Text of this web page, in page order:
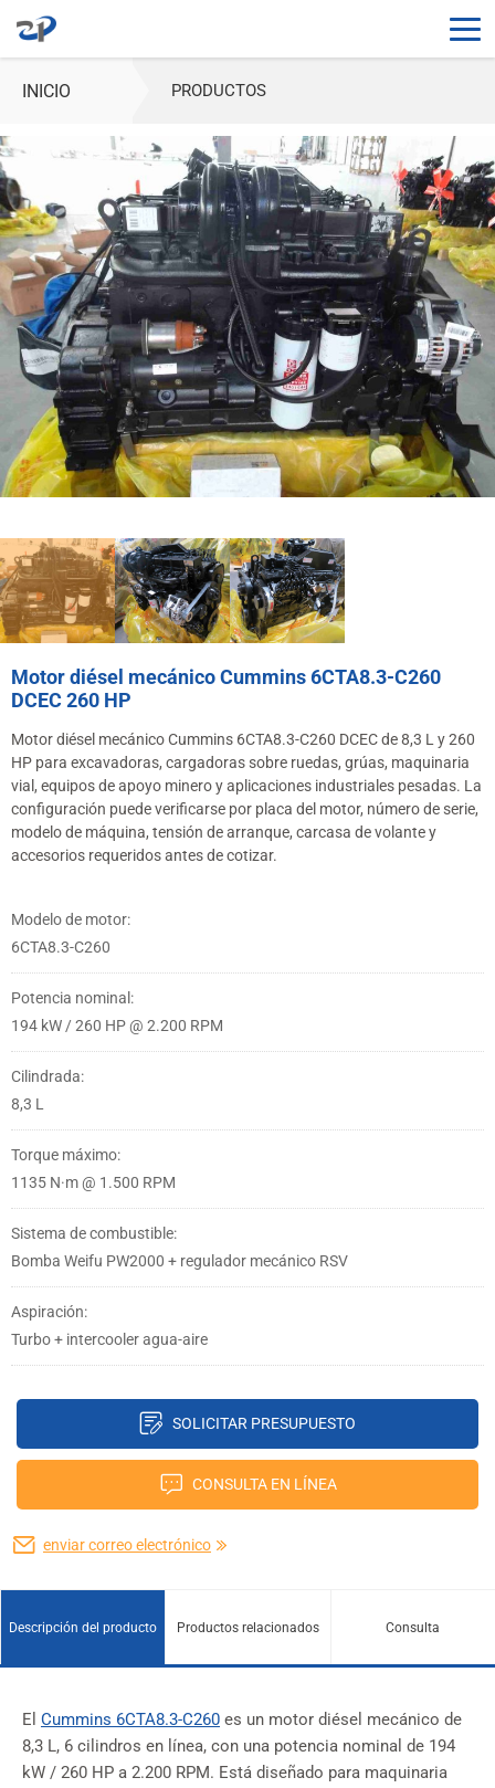
INICIO PRODUCTOS
Motor diésel mecánico Cummins 6CTA8.3-C260
DCEC 260 HP
Motor diésel mecánico Cummins 6CTA8.3-C260 DCEC de 8,3 L y 260
HP para excavadoras, cargadoras sobre ruedas, grúas, maquinaria
vial, equipos de apoyo minero y aplicaciones industriales pesadas. La
configuración puede verificarse por placa del motor, número de serie,
modelo de máquina, tensión de arranque, carcasa de volante y
accesorios requeridos antes de cotizar.
Modelo de motor:
6CTA8.3-C260
Potencia nominal:
194 kW / 260 HP @ 2.200 RPM
Cilindrada:
8,3 L
Torque máximo:
1135 N·m @ 1.500 RPM
Sistema de combustible:
Bomba Weifu PW2000 + regulador mecánico RSV
Aspiración:
Turbo + intercooler agua-aire
SOLICITAR PRESUPUESTO
CONSULTA EN LÍNEA
enviar correo electrónico
Descripción del producto Productos relacionados Consulta
El Cummins 6CTA8.3-C260 es un motor diésel mecánico de
8,3 L, 6 cilindros en línea, con una potencia nominal de 194
kW / 260 HP a 2.200 RPM. Está diseñado para maquinaria